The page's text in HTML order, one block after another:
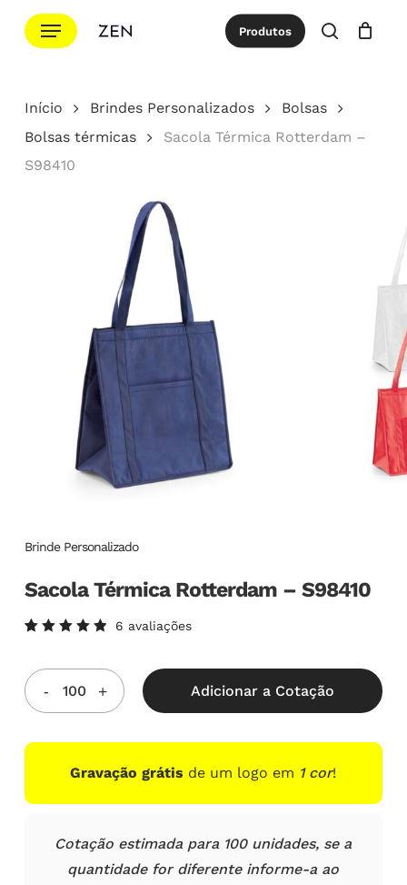
para
principal
Menu Produtos
procurar
Cotação Close
Início Brindes Personalizados
Bolsas
Bolsas térmicas
Sacola Térmica Rotterdam –
S98410
Brinde Personalizado
Sacola Térmica Rotterdam – S98410
5.00de
5, com
baseado
em
clientes
6 avaliações
Adicionar a Cotação
Gravação grátis de um logo em 1 cor!
Cotação estimada para 100 unidades, se a
quantidade for diferente informe-a ao